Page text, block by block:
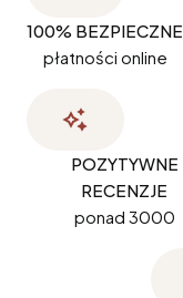
100% BEZPIECZNE
płatności online
POZYTYWNE
RECENZJE
ponad 3000